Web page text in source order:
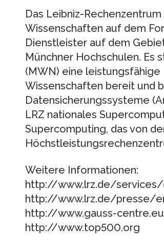
Das Leibniz-
Wissenschaften auf dem
Dienstleister auf dem
Münchner Hochschulen. Es
(MWN) eine
Wissenschaften bereit und
Datensicherungssysteme
LRZ nationales
Supercomputing, das von
Weitere Informationen:
http://www.lrz.de/
http://www.lrz.de/presse/
http://www.gauss-centre.eu
http://www.top500.org